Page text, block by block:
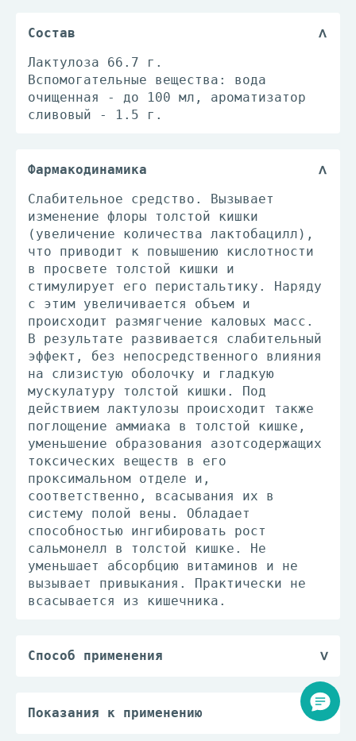
Состав
Лактулоза 66.7 г.
Вспомогательные вещества: вода
очищенная - до 100 мл, ароматизатор
сливовый - 1.5 г.
Фармакодинамика
Слабительное средство. Вызывает
изменение флоры толстой кишки
(увеличение количества лактобацилл),
что приводит к повышению кислотности
в просвете толстой кишки и
стимулирует его перистальтику. Наряду
с этим увеличивается объем и
происходит размягчение каловых масс.
В результате развивается слабительный
эффект, без непосредственного влияния
на слизистую оболочку и гладкую
мускулатуру толстой кишки. Под
действием лактулозы происходит также
поглощение аммиака в толстой кишке,
уменьшение образования азотсодержащих
токсических веществ в его
проксимальном отделе и,
соответственно, всасывания их в
систему полой вены. Обладает
способностью ингибировать рост
сальмонелл в толстой кишке. Не
уменьшает абсорбцию витаминов и не
вызывает привыкания. Практически не
всасывается из кишечника.
Способ применения
Раствор лактулозы можно принимать как
в разведенном, так и в неразведенном
Показания к применению